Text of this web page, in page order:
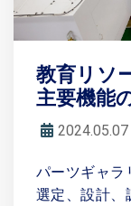
教育リソ
主要機能
2024.05.07
パーツギャラ
選定、設計、